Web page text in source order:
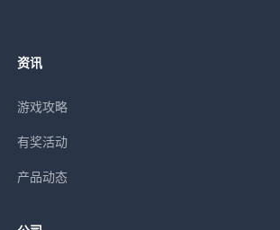
资讯
游戏攻略
有奖活动
产品动态